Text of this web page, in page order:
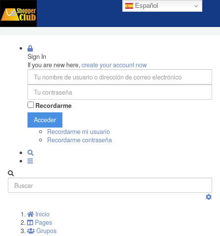
Español
Sign In
If you are new here,create your account now
Recordarme
Acceder
Recordarme mi usuario
Recordarme contraseña
Inicio
Pages
Grupos